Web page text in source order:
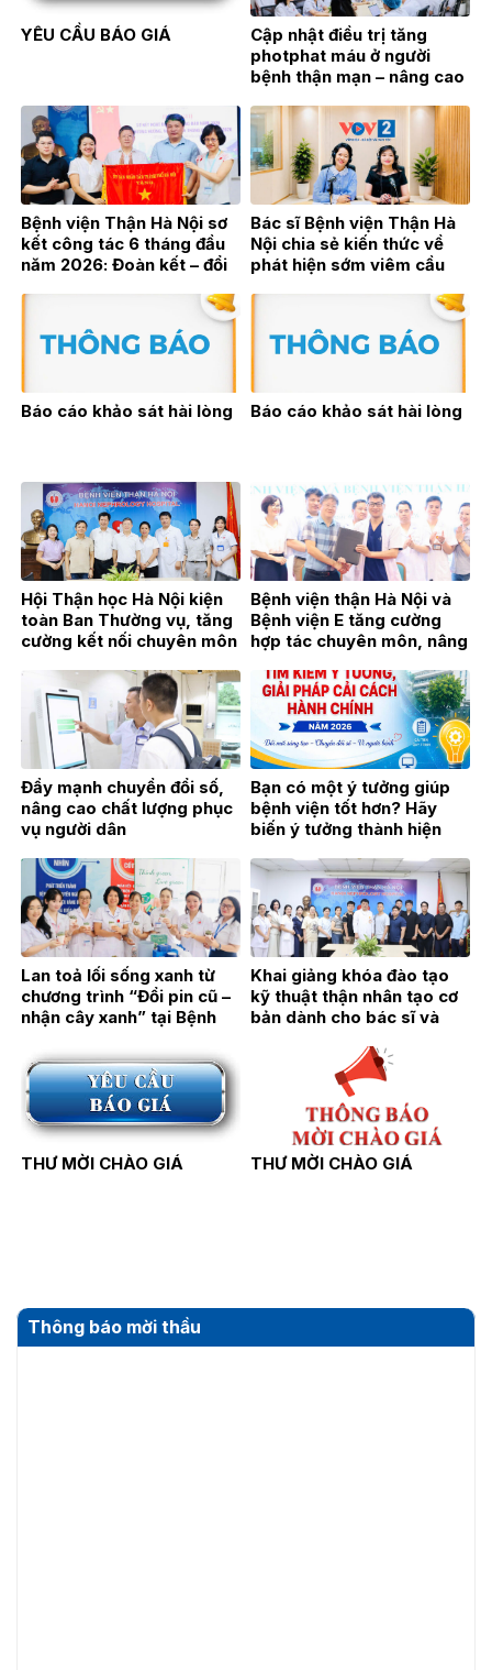
YÊU CẦU BÁO GIÁ
Cập nhật điều trị tăng
photphat máu ở người
bệnh thận mạn – nâng cao
hành lâm sàng
Bệnh viện Thận Hà Nội sơ
kết công tác 6 tháng đầu
năm 2026: Đoàn kết – đổi
triển bền vững
Bác sĩ Bệnh viện Thận Hà
Nội chia sẻ kiến thức về
phát hiện sớm viêm cầu
trực tiếp VOV2
Báo cáo khảo sát hài lòng Báo cáo khảo sát hài lòng
Hội Thận học Hà Nội kiện
toàn Ban Thường vụ, tăng
cường kết nối chuyên môn
chuyên ngành Thận học
Bệnh viện thận Hà Nội và
Bệnh viện E tăng cường
hợp tác chuyên môn, nâng
chữa bệnh
Đẩy mạnh chuyển đổi số,
nâng cao chất lượng phục
vụ người dân
Bạn có một ý tưởng giúp
bệnh viện tốt hơn? Hãy
biến ý tưởng thành hiện
Lan toả lối sống xanh từ
chương trình “Đổi pin cũ –
nhận cây xanh” tại Bệnh
Khai giảng khóa đào tạo
kỹ thuật thận nhân tạo cơ
bản dành cho bác sĩ và
THƯ MỜI CHÀO GIÁ THƯ MỜI CHÀO GIÁ
Thông báo mời thầu